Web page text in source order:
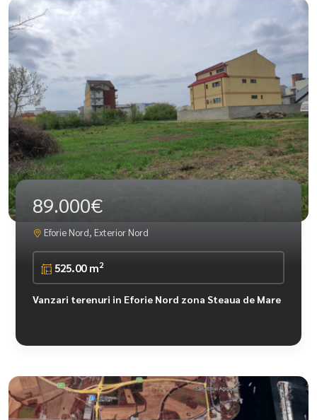
89.000€
Eforie Nord, Exterior Nord
525.00 m2
Vanzari terenuri in Eforie Nord zona Steaua de Mare